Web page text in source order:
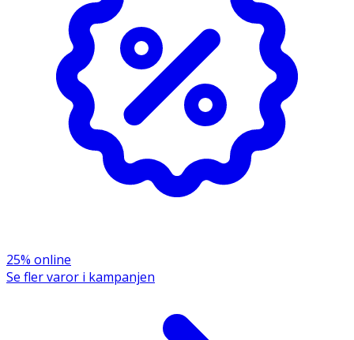
· Utvecklad i samarbete med tandvården
· Lämplig för veganer
Användning
Borsta tänderna två gånger om dagen.
· För barn 0–2 år: använd en mängd stor som ett
· För barn upp till 6 år: använd en mängd stor som en
ärta och övervaka borstningen för att minimera
fluortillskott.
Förvaras i rumstemperatur och utom räckhåll för små
25% online
Se fler varor i kampanjen